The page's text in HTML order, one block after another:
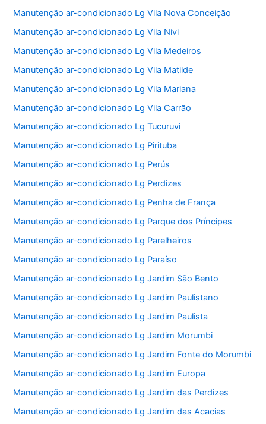
Manutenção ar-condicionado Lg Vila Nova Conceição
Manutenção ar-condicionado Lg Vila Nivi
Manutenção ar-condicionado Lg Vila Medeiros
Manutenção ar-condicionado Lg Vila Matilde
Manutenção ar-condicionado Lg Vila Mariana
Manutenção ar-condicionado Lg Vila Carrão
Manutenção ar-condicionado Lg Tucuruvi
Manutenção ar-condicionado Lg Pirituba
Manutenção ar-condicionado Lg Perús
Manutenção ar-condicionado Lg Perdizes
Manutenção ar-condicionado Lg Penha de França
Manutenção ar-condicionado Lg Parque dos Príncipes
Manutenção ar-condicionado Lg Parelheiros
Manutenção ar-condicionado Lg Paraíso
Manutenção ar-condicionado Lg Jardim São Bento
Manutenção ar-condicionado Lg Jardim Paulistano
Manutenção ar-condicionado Lg Jardim Paulista
Manutenção ar-condicionado Lg Jardim Morumbi
Manutenção ar-condicionado Lg Jardim Fonte do Morumbi
Manutenção ar-condicionado Lg Jardim Europa
Manutenção ar-condicionado Lg Jardim das Perdizes
Manutenção ar-condicionado Lg Jardim das Acacias